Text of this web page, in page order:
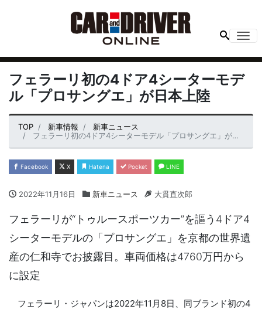
フェラーリ初の4ドア4シーターモデ
ル「プロサングエ」が日本上陸
TOP 新車情報
新車ニュース
フェラーリ初の4ドア4シーターモデル「プロサングエ」が日本上陸
Facebook X Hatena Pocket LINE
2022年11月16日 新車ニュース 大貫直次郎
フェラーリが“トゥルースポーツカー”を謳う4ドア4
シーターモデルの「プロサングエ」を京都の世界遺
産の仁和寺でお披露目。車両価格は4760万円から
に設定
フェラーリ・ジャパンは2022年11月8日、同ブランド初の4